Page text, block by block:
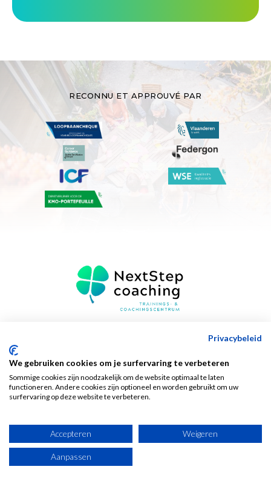
Privacybeleid
We gebruiken cookies om je surfervaring te verbeteren
Sommige cookies zijn noodzakelijk om de website optimaal te laten
functioneren. Andere cookies zijn optioneel en worden gebruikt om uw
surfervaring op deze website te verbeteren.
Accepteren Weigeren
Aanpassen
RECONNU ET APPROUVÉ PAR
Algemene voorwaarden
Privacy center
Copyright © 2025 NextStep Coaching